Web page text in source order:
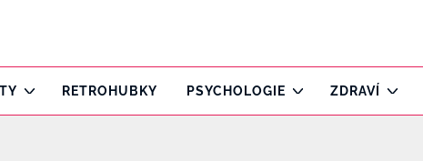
RETROHUBKY PSYCHOLOGIE ZDRAVÍ